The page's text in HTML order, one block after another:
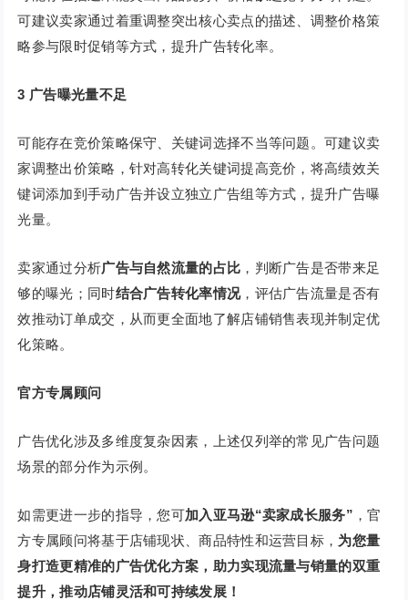
可建议卖家通过着重调整突出核心卖点的描述、调整价格策
略参与限时促销等方式，提升广告转化率。
3 广告曝光量不足
可能存在竞价策略保守、关键词选择不当等问题。可建议卖
家调整出价策略，针对高转化关键词提高竞价，将高绩效关
键词添加到手动广告并设立独立广告组等方式，提升广告曝
光量。
卖家通过分析广告与自然流量的占比 ，判断广告是否带来足
够的曝光；同时结合广告转化率情况，评估广告流量是否有
效推动订单成交，从而更全面地了解店铺销售表现并制定优
化策略。
官方专属顾问
广告优化涉及多维度复杂因素，上述仅列举的常见广告问题
场景的部分作为示例。
如需更进一步的指导，您可加入亚马逊“卖家成长服务” ，官
方专属顾问将基于店铺现状、商品特性和运营目标， 为您量
身打造更精准的广告优化方案，助力实现流量与销量的双重
提升，推动店铺灵活和可持续发展！